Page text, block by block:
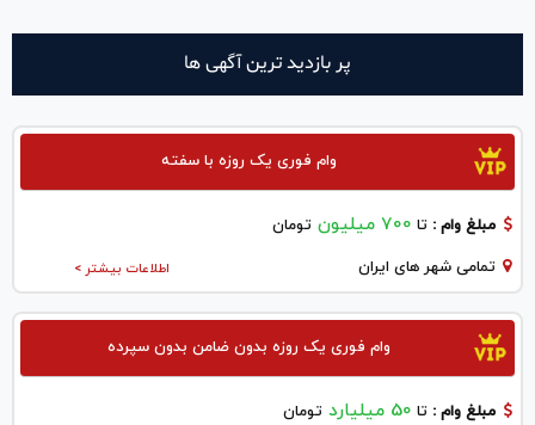
پر بازدید ترین آگهی ها
وام فوری یک روزه با سفته
مبلغ وام : تا 700 میلیون تومان
اطلاعات بیشتر > تمامی شهر های ایران
وام فوری یک روزه بدون ضامن بدون سپرده
مبلغ وام : تا 50 میلیارد تومان